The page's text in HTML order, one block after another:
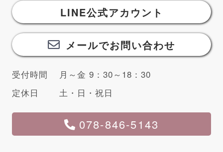
LINE公式アカウント
メールでお問い合わせ
受付時間
月～金 9：30～18：30
定休日
土・日・祝日
078-846-5143